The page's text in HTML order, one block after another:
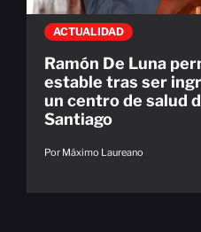
ACTUALIDAD
Ramón De Luna
estable tras ser
un centro de salud
Santiago
Por Máximo Laureano